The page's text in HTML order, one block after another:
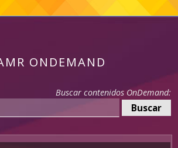
ONDEMAND
Buscar contenidos OnDemand: